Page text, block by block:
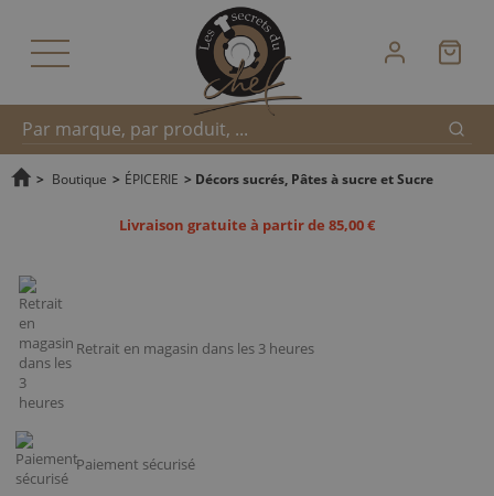
Recherche
> Boutique > ÉPICERIE > Décors sucrés, Pâtes à sucre et Sucre
Livraison gratuite à partir de 85,00 €
Retrait en magasin dans les 3 heures
Paiement sécurisé